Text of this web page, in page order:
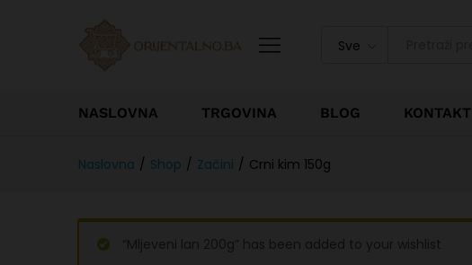
Sve
NASLOVNA TRGOVINA BLOG KONTAKT
Naslovna / Shop / Začini / Crni kim 150g
“Mljeveni lan 200g” has been added to your wishlist